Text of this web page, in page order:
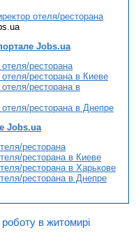
отеля/ресторана
Jobs.ua
ресторана
ресторана в Киеве
ресторана в
ресторана в Днепре
Jobs.ua
ресторана
ресторана в Киеве
ресторана в Харькове
ресторана в Днепре
роботу в житомирі